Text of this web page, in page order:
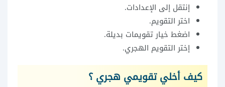
إنتقل إلى الإعدادات.
اختر التقويم.
اضغط خيار تقويمات بديلة.
إختر التقويم الهجري.
كيف أخلي تقويمي هجري ؟